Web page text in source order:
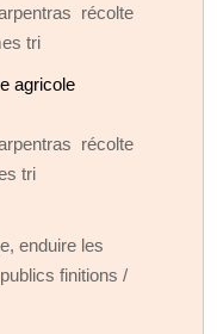
récolte
tri
agricole
récolte
tri
enduire les
finitions /